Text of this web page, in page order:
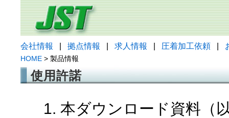
会社情報 拠点情報 求人情報 圧着加工依頼
HOME > 製品情報
使用許諾
1. 本ダウンロード資料（